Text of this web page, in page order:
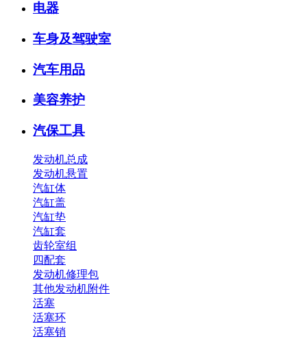
电器
车身及驾驶室
汽车用品
美容养护
汽保工具
发动机总成
发动机悬置
汽缸体
汽缸盖
汽缸垫
汽缸套
齿轮室组
四配套
发动机修理包
其他发动机附件
活塞
活塞环
活塞销